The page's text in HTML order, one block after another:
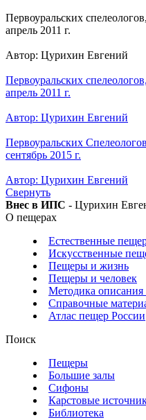
Первоуральских
апрель 2011 г.
Автор: Цурихин Евгений
Первоуральских
апрель 2011 г.
Автор: Цурихин Евгений
Первоуральских
сентябрь 2015 г.
Автор: Цурихин Евгений
Свернуть
Внес в ИПС - Цурихин
О пещерах
Естественные
Искусственные
Пещеры и жизнь
Пещеры и человек
Методика описания
Справочные
Атлас пещер России
Поиск
Пещеры
Большие залы
Сифоны
Карстовые
Библиотека